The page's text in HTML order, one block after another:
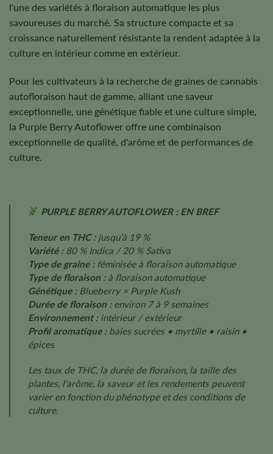
l'une des variétés à floraison automatique les plus
savoureuses du marché. Sa structure compacte et sa
croissance naturellement résistante la rendent adaptée à la
culture en intérieur comme en extérieur.
Pour les cultivateurs à la recherche de graines de cannabis
autofloraison haut de gamme, alliant une saveur
exceptionnelle, une génétique fiable et une culture simple,
la Purple Berry Autoflower offre une combinaison
exceptionnelle de qualité, d'arôme et de performances de
culture.
PURPLE BERRY AUTOFLOWER : EN BREF
Teneur en THC :jusqu’à 19 %
Variété :80 % Indica / 20 % Sativa
Type de graine :féminisée à floraison automatique
Type de floraison :à floraison automatique
Génétique :Blueberry × Purple Kush
Durée de floraison :environ 7 à 9 semaines
Environnement :intérieur / extérieur
Profil aromatique :baies sucrées • myrtille • raisin •
épices
Les taux de THC, la durée de floraison, la taille des
plantes, l'arôme, la saveur et les rendements peuvent
varier en fonction du phénotype et des conditions de
culture.